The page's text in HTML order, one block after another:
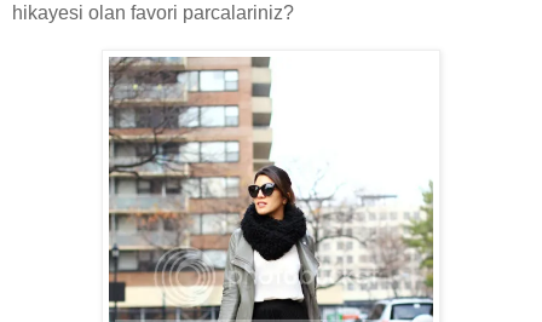
hikayesi olan favori parcalariniz?